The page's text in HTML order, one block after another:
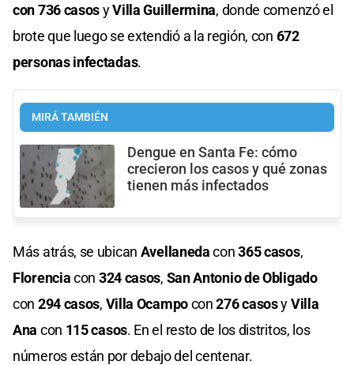
con 736 casosyVilla Guillermina, donde comenzó el
brote que luego se extendió a la región, con 672
personas infectadas.
MIRÁ TAMBIÉN
Dengue en Santa Fe: cómo
crecieron los casos y qué zonas
tienen más infectados
Más atrás, se ubican Avellanedacon365 casos,
Florenciacon 324 casos, San Antonio de Obligado
con 294 casos, Villa Ocampocon276 casosyVilla
Ana con 115 casos. En el resto de los distritos, los
números están por debajo del centenar.